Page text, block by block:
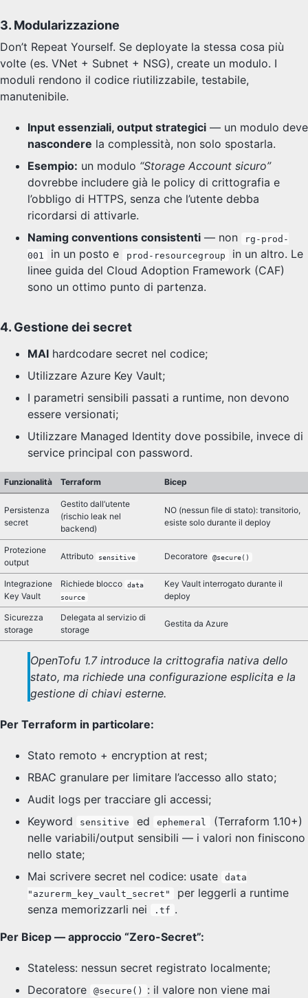
3. Modularizzazione
Don’t Repeat Yourself. Se deployate la stessa cosa più
volte (es. VNet + Subnet + NSG), create un modulo. I
moduli rendono il codice riutilizzabile, testabile,
manutenibile.
Input essenziali, output strategici — un modulo deve
nascondere la complessità, non solo spostarla.
Esempio: un modulo “Storage Account sicuro”
dovrebbe includere già le policy di crittografia e
l’obbligo di HTTPS, senza che l’utente debba
ricordarsi di attivarle.
Naming conventions consistenti — non
rg-prod-
001
in un posto e prod-resourcegroup
in un altro. Le
linee guida del Cloud Adoption Framework (CAF)
sono un ottimo punto di partenza.
4. Gestione dei secret
MAI hardcodare secret nel codice;
Utilizzare Azure Key Vault;
I parametri sensibili passati a runtime, non devono
essere versionati;
Utilizzare Managed Identity dove possibile, invece di
service principal con password.
Funzionalità Terraform Bicep
Persistenza
secret
Gestito dall’utente
(rischio leak nel
backend)
NO (nessun file di stato): transitorio,
esiste solo durante il deploy
Protezione
output
Attributo sensitive Decoratore @secure()
Integrazione
Key Vault
Richiede blocco
data
source
Key Vault interrogato durante il
deploy
Sicurezza
storage
Delegata al servizio di
storage
Gestita da Azure
OpenTofu 1.7 introduce la crittografia nativa dello
stato, ma richiede una configurazione esplicita e la
gestione di chiavi esterne.
Per Terraform in particolare:
Stato remoto + encryption at rest;
RBAC granulare per limitare l’accesso allo stato;
Audit logs per tracciare gli accessi;
Keyword
sensitive ed ephemeral
(Terraform 1.10+)
nelle variabili/output sensibili — i valori non finiscono
nello state;
Mai scrivere secret nel codice: usate
data
"azurerm_key_vault_secret"
per leggerli a runtime
senza memorizzarli nei
.tf .
Per Bicep — approccio “Zero-Secret”:
Stateless: nessun secret registrato localmente;
Decoratore
@secure()
: il valore non viene mai